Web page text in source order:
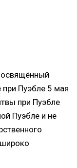
при Пуэбле 5 мая
при Пуэбле
Пуэбле и не